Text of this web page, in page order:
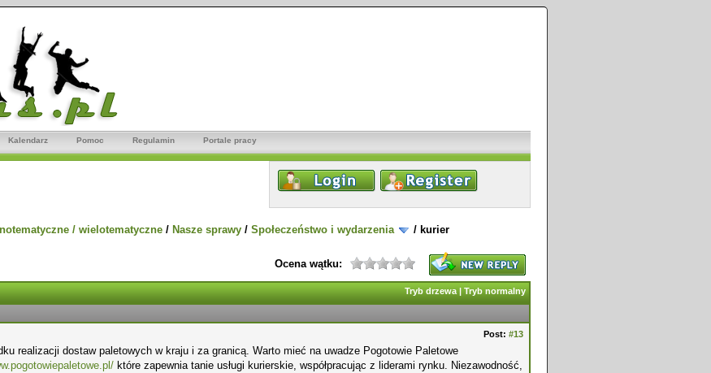
Kalendarz Pomoc Regulamin Portale pracy
/ wielotematyczne / Nasze sprawy / Społeczeństwo i wydarzenia / kurier
Ocena wątku:
Tryb drzewa | Tryb normalny
Post: #13
realizacji dostaw paletowych w kraju i za granicą. Warto mieć na uwadze Pogotowie Paletowe
które zapewnia tanie usługi kurierskie, współpracując z liderami rynku. Niezawodność,